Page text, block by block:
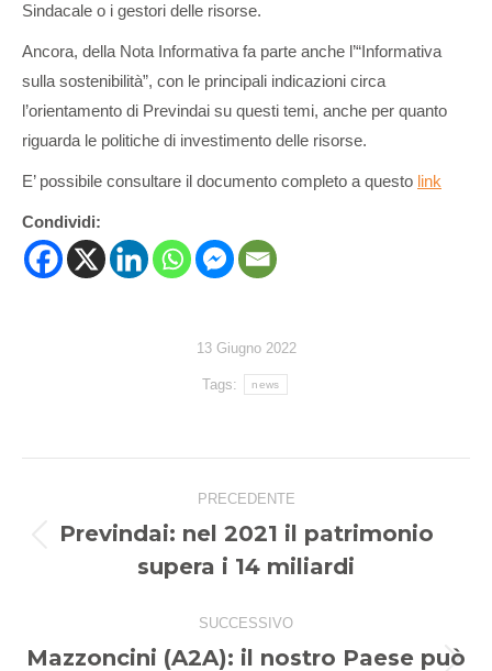
Sindacale o i gestori delle risorse.
Ancora, della Nota Informativa fa parte anche l’“Informativa
sulla sostenibilità”, con le principali indicazioni circa
l’orientamento di Previndai su questi temi, anche per quanto
riguarda le politiche di investimento delle risorse.
E’ possibile consultare il documento completo a questo link
Condividi:
13 Giugno 2022
Tags: news
PRECEDENTE
precedente:
Previndai: nel 2021 il patrimonio
supera i 14 miliardi
SUCCESSIVO
Mazzoncini (A2A): il nostro Paese può